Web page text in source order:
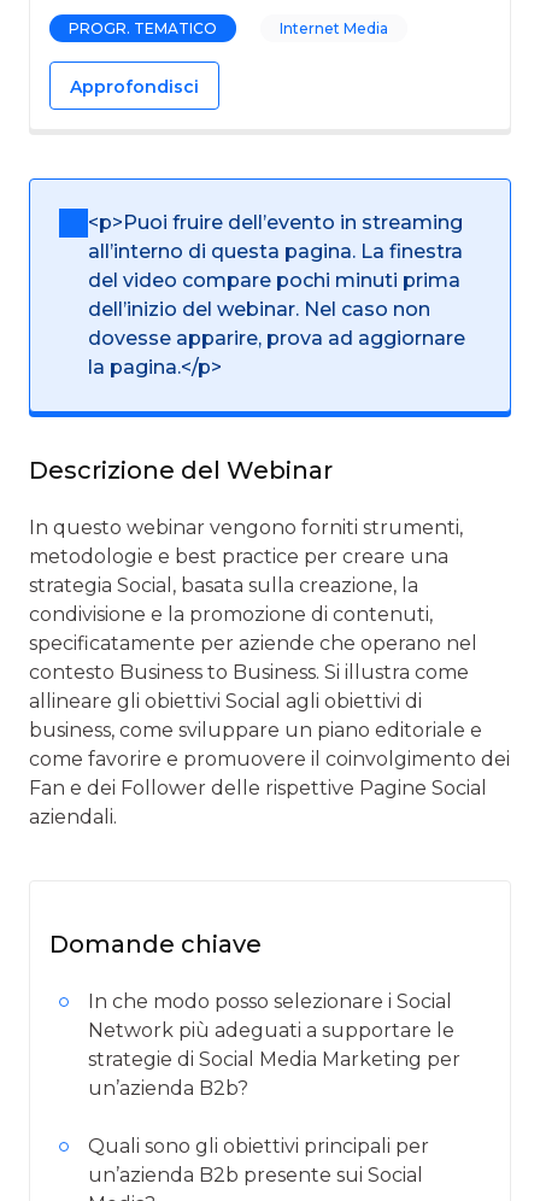
PROGR. TEMATICO Internet Media
Approfondisci
<p>Puoi fruire dell’evento in streaming
all’interno di questa pagina. La finestra
del video compare pochi minuti prima
dell’inizio del webinar. Nel caso non
dovesse apparire, prova ad aggiornare
la pagina.</p>
Descrizione del Webinar
In questo webinar vengono forniti strumenti,
metodologie e best practice per creare una
strategia Social, basata sulla creazione, la
condivisione e la promozione di contenuti,
specificatamente per aziende che operano nel
contesto Business to Business. Si illustra come
allineare gli obiettivi Social agli obiettivi di
business, come sviluppare un piano editoriale e
come favorire e promuovere il coinvolgimento dei
Fan e dei Follower delle rispettive Pagine Social
aziendali.
Domande chiave
In che modo posso selezionare i Social
Network più adeguati a supportare le
strategie di Social Media Marketing per
un’azienda B2b?
Quali sono gli obiettivi principali per
un’azienda B2b presente sui Social